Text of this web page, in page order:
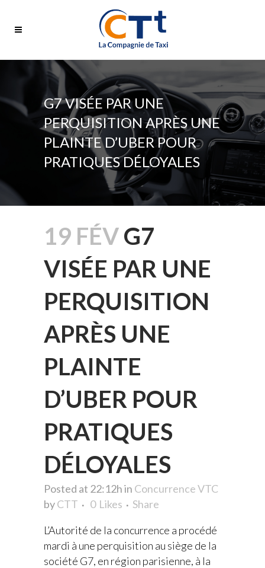
G7 VISÉE PAR UNE
PERQUISITION APRÈS UNE
PLAINTE D’UBER POUR
PRATIQUES DÉLOYALES
19 FÉVG7
VISÉE PAR UNE
PERQUISITION
APRÈS UNE
PLAINTE
D’UBER POUR
PRATIQUES
DÉLOYALES
Posted at 22:12hin Concurrence VTC
byCTT 0 Likes
Share
L’Autorité de la concurrence a procédé
mardi à une perquisition au siège de la
société G7, en région parisienne, à la